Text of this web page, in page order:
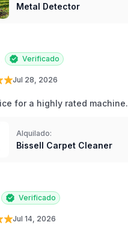
Metal Detector
Verificado
Jul 28, 2026
for a highly rated machine.
Alquilado:
Bissell Carpet Cleaner
Verificado
Jul 14, 2026